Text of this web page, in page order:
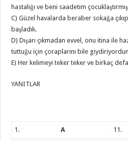
hastalığı ve beni saadetim
C) Güzel havalarda beraber sokağa
başladık.
D) Dışarı çıkmadan evvel, onu itina ile
tuttuğu için çoraplarını bile
E) Her kelimeyi teker teker ve birkaç
YANITLAR
1. A 11.